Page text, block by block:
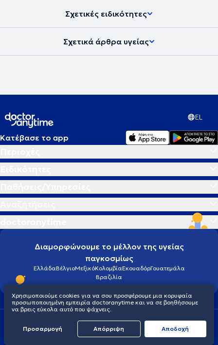
Σχετικές ειδικότητες
Σχετικά άρθρα υγείας
EL
Κατέβασε το app
Διαμορφώνουμε το μέλλον της υγείας
παγκοσμίως
ΕλλάδαΒέλγιοΜεξικόΚολομβίαΕκουαδόρΓουατεμάλα
Βραζιλία
Πολιτική προστασίας προσωπικού απορρήτου
© 2026 doctoranytime
Χρησιμοποιούμε cookies για να σου προσφέρουμε μια κορυφαία
προσωποποιημένη εμπειρία doctoranytime και να σε βοηθήσουμε
να βρεις εύκολα αυτό που ψάχνεις.
Προσαρμογή Απόρριψη Aποδοχή